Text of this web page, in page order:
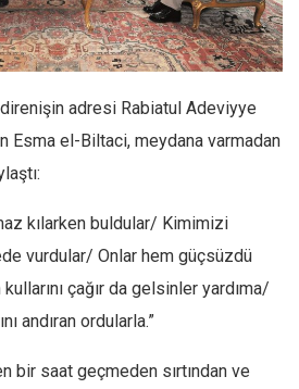
direnişin adresi Rabiatul Adeviyye
Esma el-Biltaci, meydana varmadan
kılarken buldular/ Kimimizi
vurdular/ Onlar hem güçsüzdü
çağır da gelsinler yardıma/
andıran ordularla.”
bir saat geçmeden sırtından ve